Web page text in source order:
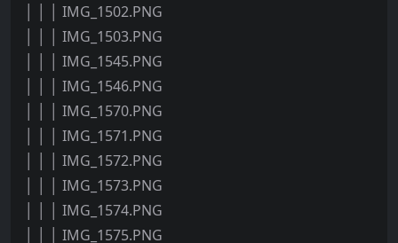
│ │ │ IMG_1502.PNG
│ │ │ IMG_1503.PNG
│ │ │ IMG_1545.PNG
│ │ │ IMG_1546.PNG
│ │ │ IMG_1570.PNG
│ │ │ IMG_1571.PNG
│ │ │ IMG_1572.PNG
│ │ │ IMG_1573.PNG
│ │ │ IMG_1574.PNG
│ │ │ IMG_1575.PNG